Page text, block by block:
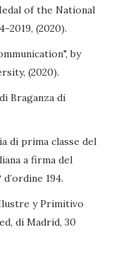
of the National
2019, (2020).
by
(2020).
Braganza di
di prima classe del
a firma del
194.
y Primitivo
di Madrid, 30